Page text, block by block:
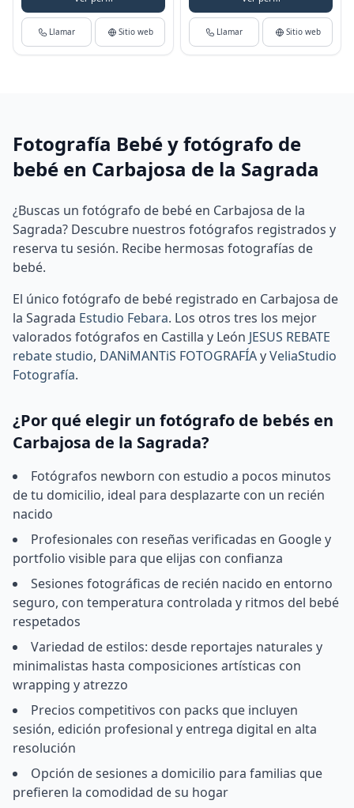
Llamar Sitio web Llamar Sitio web
Fotografía Bebé y fotógrafo de
bebé en Carbajosa de la Sagrada
¿Buscas un fotógrafo de bebé en Carbajosa de la
Sagrada? Descubre nuestros fotógrafos registrados y
reserva tu sesión. Recibe hermosas fotografías de
bebé.
El único fotógrafo de bebé registrado en Carbajosa de
la Sagrada Estudio Febara. Los otros tres los mejor
valorados fotógrafos en Castilla y León JESUS REBATE
rebate studio, DANiMANTiS FOTOGRAFÍAyVeliaStudio
Fotografía.
¿Por qué elegir un fotógrafo de bebés en
Carbajosa de la Sagrada?
Fotógrafos newborn con estudio a pocos minutos
de tu domicilio, ideal para desplazarte con un recién
nacido
Profesionales con reseñas verificadas en Google y
portfolio visible para que elijas con confianza
Sesiones fotográficas de recién nacido en entorno
seguro, con temperatura controlada y ritmos del bebé
respetados
Variedad de estilos: desde reportajes naturales y
minimalistas hasta composiciones artísticas con
wrapping y atrezzo
Precios competitivos con packs que incluyen
sesión, edición profesional y entrega digital en alta
resolución
Opción de sesiones a domicilio para familias que
prefieren la comodidad de su hogar